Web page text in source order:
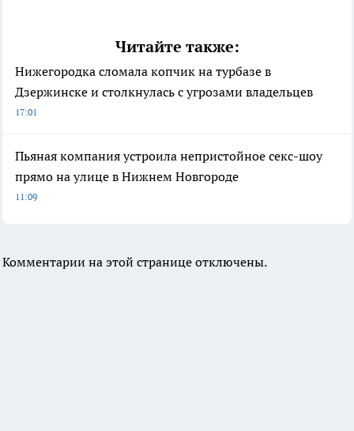
Читайте также:
Нижегородка сломала копчик на турбазе в
Дзержинске и столкнулась с угрозами владельцев
17:01
Пьяная компания устроила непристойное секс-шоу
прямо на улице в Нижнем Новгороде
11:09
Комментарии на этой странице отключены.